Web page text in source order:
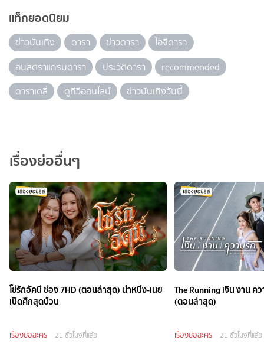
แท็กยอดนิยม
ข่าวบันเทิง ดารา ข่าวดารา
ไอจีดารา
อินสตราแกรมดารา
ประวัติดารา
recommended
ดาราเดลี่
ดูทีวีออนไลน์ ข่าวบันเทิงวันนี้
เรื่องย่ออื่นๆ
โซ่รักอัคนี ช่อง 7HD (ตอนล่าสุด) น้ำหนึ่ง-เนย
เปิดศึกสุดป่วน
เรื่องย่อละคร 21 ชั่วโมงที่แล้ว
The Running เงิน งาน ค
(ตอนล่าสุด)
เรื่องย่อละคร 21 ชั่วโมงที่แล้ว